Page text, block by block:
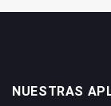
NUESTRAS